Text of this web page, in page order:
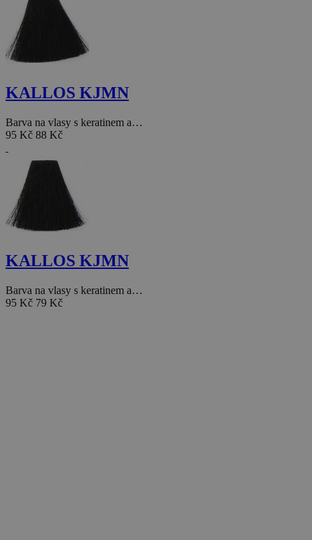
KALLOS KJMN
Barva na vlasy s keratinem a…
95 Kč 88 Kč
KALLOS KJMN
Barva na vlasy s keratinem a…
95 Kč 79 Kč